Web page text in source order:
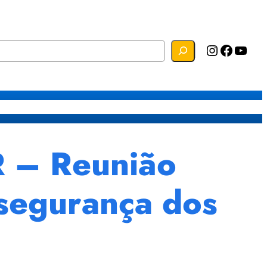
Instagram Facebook YouTube
– Reunião
dos